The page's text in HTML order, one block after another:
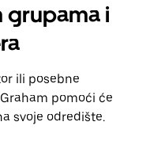
grupama i
ili posebne
pomoći će
svoje odredište.